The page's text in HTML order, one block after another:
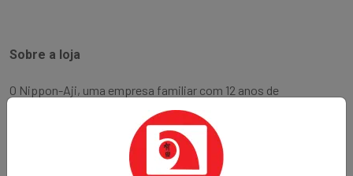
Sobre a loja
O Nippon-Aji, uma empresa familiar com 12 anos de
experiência, é especializada em produtos orientais e naturais.
Fundada no bairro Bigorrilho em Curitiba, temos o
compromisso de oferecer aos nossos clientes qualidade,
preços justos e um atendimento excepcional. Descubra a